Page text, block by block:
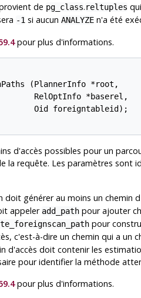
de pg_class.reltuples
-1si aucun ANALYZEn'a été
pour plus d'informations.
(PlannerInfo *root,
RelOptInfo *baserel,
Oid foreigntableid);
d'accès possibles pour un
la requête. Les paramètres sont
doit générer au moins un chemin
appeler add_pathpour ajouter
pour
c'est-à-dire un chemin qui a un
d'accès doit contenir les
pour identifier la méthode
pour plus d'informations.